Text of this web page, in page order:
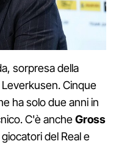
sorpresa della
Cinque
ha solo due anni in
C'è ancheGross
giocatori del Real e